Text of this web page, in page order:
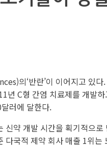
의‘반란’이 이어지고 있
C형 간염 치료제를 개발
러에 달한다.
약 개발 시간을 획기적으
국적 제약 회사 매출 1위